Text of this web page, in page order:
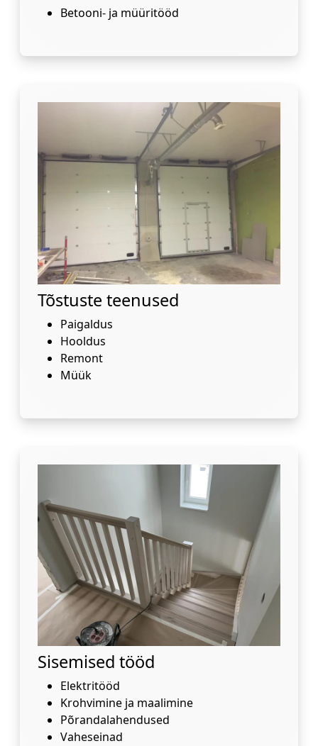
Betooni- ja müüritööd
Tõstuste teenused
Paigaldus
Hooldus
Remont
Müük
Sisemised tööd
Elektritööd
Krohvimine ja maalimine
Põrandalahendused
Vaheseinad